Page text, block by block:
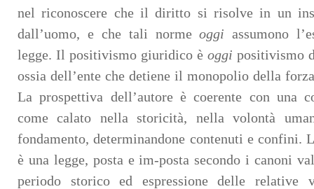
nel riconoscere che il diritto si risolve in un
dall’uomo, e che tali normeoggi assumono
legge. Il positivismo giuridico è oggi positivismo
ossia dell’ente che detiene il monopolio della
La prospettiva dell’autore è coerente con una
come calato nella storicità, nella volontà
fondamento, determinandone contenuti e confini.
è una legge, posta e im-posta secondo i canoni
periodo storico ed espressione delle relative